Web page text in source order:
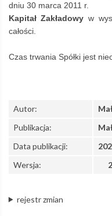
dniu 30 marca 2011 r.
Kapitał Zakładowy w
całości.
Czas trwania Spółki jest
Autor:
Wersja:
Publikacja:
Data publikacji:
rejestr zmian